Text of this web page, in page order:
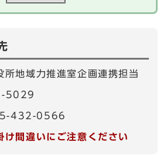
所地域力推進室企画連携担当
5029
432-0566
け間違いにご注意ください